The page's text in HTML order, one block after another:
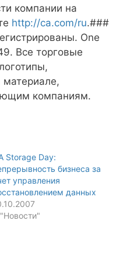
компании на
http://ca.com/ru.###
One
Все торговые
материале,
компаниям.
Storage Day:
бизнеса за
управления
данных